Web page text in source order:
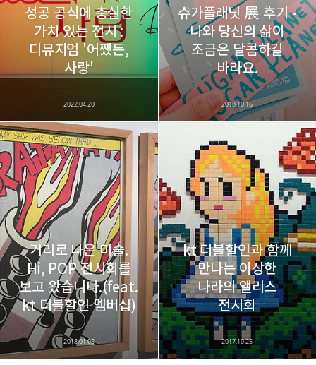
카카오스토리 밴드 네이버 블로그
성공 공식에 충실한
가치 있는 전시 :
디뮤지엄 '어쨌든,
사랑'
2022.04.20
슈가플래닛 展 후기 -
나와 당신의 삶이
조금은 달콤하길
바라요.
2018.10.16
거리로 나온 미술.
Hi, POP 전시회를
보고 왔습니다.(feat.
kt 더블할인 멤버십)
2018.01.05
kt 더블할인과 함께
만나는 이상한
나라의 앨리스
전시회
2017.10.25